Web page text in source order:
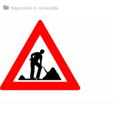
Napovedi in obvestila